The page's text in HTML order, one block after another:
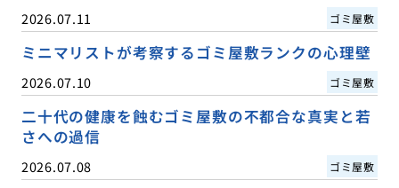
2026.07.11 ゴミ屋敷
ミニマリストが考察するゴミ屋敷ランクの心理壁
2026.07.10 ゴミ屋敷
二十代の健康を蝕むゴミ屋敷の不都合な真実と若
さへの過信
2026.07.08 ゴミ屋敷